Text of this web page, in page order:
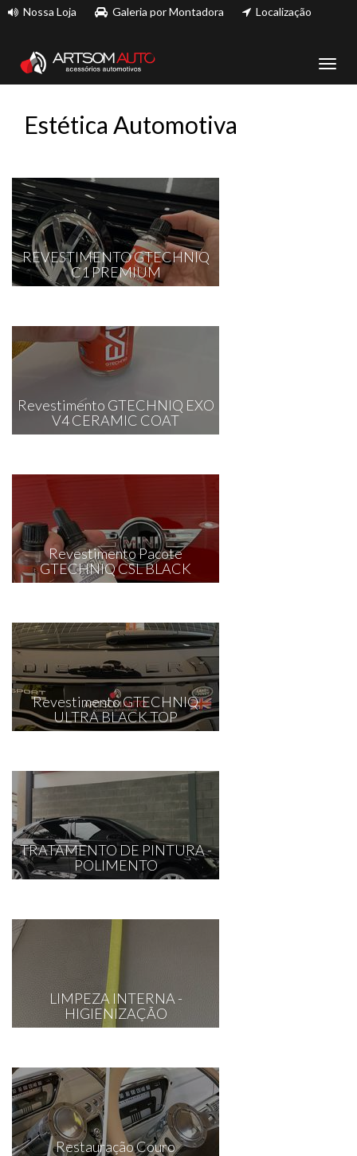
Nossa Loja Galeria por Montadora Localização
Estética Automotiva
REVESTIMENTO GTECHNIQ
C1 PREMIUM
Revestimento GTECHNIQ EXO
V4 CERAMIC COAT
Revestimento Pacote
GTECHNIQ CSL BLACK
Revestimento GTECHNIQ
ULTRA BLACK TOP
TRATAMENTO DE PINTURA -
POLIMENTO
LIMPEZA INTERNA -
HIGIENIZAÇÃO
Restauração Couro